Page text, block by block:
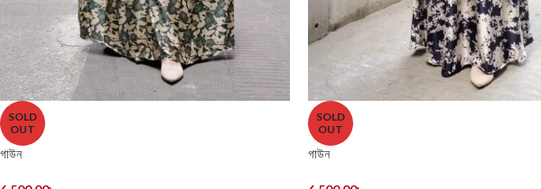
SOLD
OUT
গাউন
SOLD
OUT
গাউন